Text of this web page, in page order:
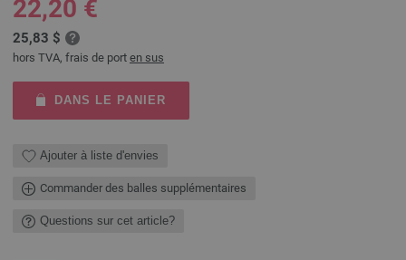
22,20 €
25,83 $
hors TVA, frais de port en sus
DANS LE PANIER
Ajouter à liste d'envies
Commander des balles supplémentaires
Questions sur cet article?